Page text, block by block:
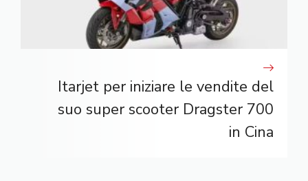
Itarjet per iniziare le vendite del
suo super scooter Dragster 700
in Cina